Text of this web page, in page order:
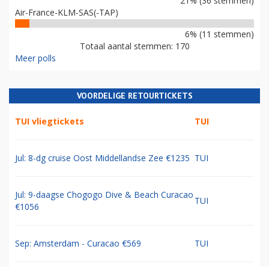
Air-France-KLM-SAS(-TAP)
6% (11 stemmen)
Totaal aantal stemmen: 170
Meer polls
VOORDELIGE RETOURTICKETS
TUI vliegtickets TUI
Jul: 8-dg cruise Oost Middellandse Zee €1235 TUI
Jul: 9-daagse Chogogo Dive & Beach Curacao
€1056
TUI
Sep: Amsterdam - Curacao €569 TUI